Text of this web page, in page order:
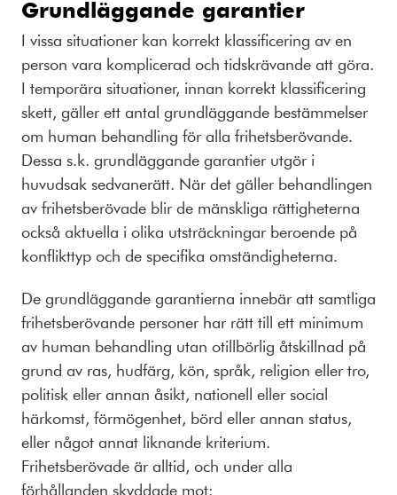
Grundläggande garantier
I vissa situationer kan korrekt klassificering av en
person vara komplicerad och tidskrävande att göra.
I temporära situationer, innan korrekt klassificering
skett, gäller ett antal grundläggande bestämmelser
om human behandling för alla frihetsberövande.
Dessa s.k. grundläggande garantier utgör i
huvudsak sedvanerätt. När det gäller behandlingen
av frihetsberövade blir de mänskliga rättigheterna
också aktuella i olika utsträckningar beroende på
konflikttyp och de specifika omständigheterna.
De grundläggande garantierna innebär att samtliga
frihetsberövande personer har rätt till ett minimum
av human behandling utan otillbörlig åtskillnad på
grund av ras, hudfärg, kön, språk, religion eller tro,
politisk eller annan åsikt, nationell eller social
härkomst, förmögenhet, börd eller annan status,
eller något annat liknande kriterium.
Frihetsberövade är alltid, och under alla
förhållanden skyddade mot: